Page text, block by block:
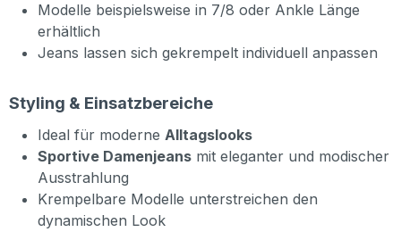
Modelle beispielsweise in 7/8 oder Ankle Länge
erhältlich
Jeans lassen sich gekrempelt individuell anpassen
Styling & Einsatzbereiche
Ideal für moderne Alltagslooks
Sportive Damenjeans mit eleganter und modischer
Ausstrahlung
Krempelbare Modelle unterstreichen den
dynamischen Look